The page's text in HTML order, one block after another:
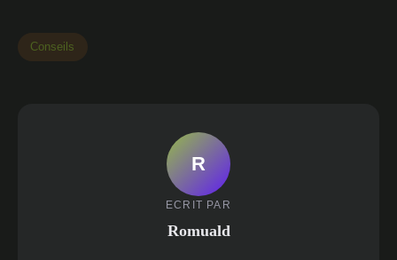
Conseils
R
ECRIT PAR
Romuald